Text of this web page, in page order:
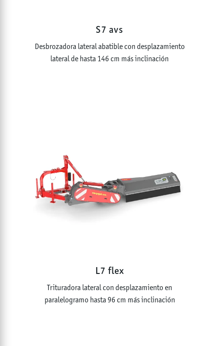
S7 avs
Desbrozadora lateral abatible con desplazamiento
lateral de hasta 146 cm más inclinación
L7 flex
Trituradora lateral con desplazamiento en
paralelogramo hasta 96 cm más inclinación